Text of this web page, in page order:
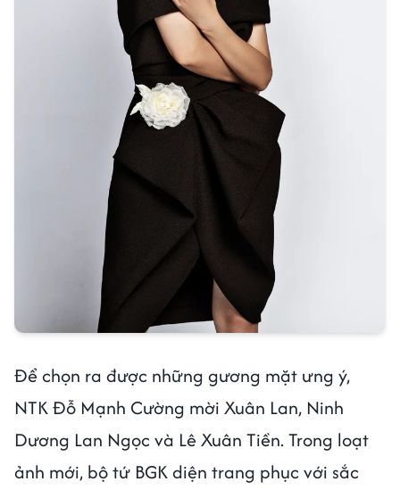
Để chọn ra được những gương mặt ưng ý,
NTK Đỗ Mạnh Cường mời Xuân Lan, Ninh
Dương Lan Ngọc và Lê Xuân Tiền. Trong loạt
ảnh mới, bộ tứ BGK diện trang phục với sắc